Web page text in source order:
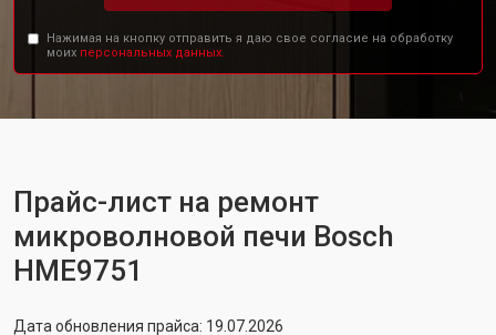
Нажимая на кнопку отправить я даю свое согласие на обработку
моих персональных данных.
Прайс-лист на ремонт
микроволновой печи Bosch
HME9751
Дата обновления прайса: 19.07.2026